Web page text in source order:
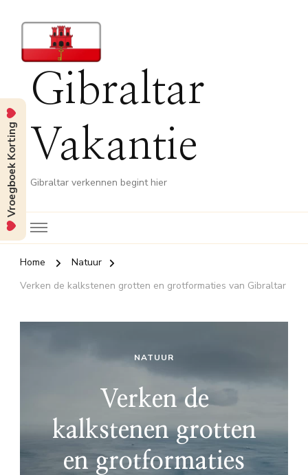
Gibraltar
Vakantie
Gibraltar verkennen begint hier
Home
Natuur
Verken de kalkstenen grotten en grotformaties van Gibraltar
NATUUR
Verken de
kalkstenen grotten
en grotformaties
Vroegboek Korting